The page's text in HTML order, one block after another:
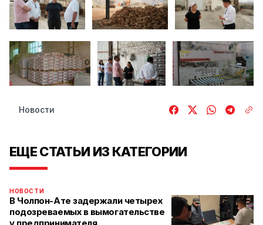
Новости
ЕЩЕ СТАТЬИ ИЗ КАТЕГОРИИ
НОВОСТИ
В Чолпон-Ате задержали четырех
подозреваемых в вымогательстве